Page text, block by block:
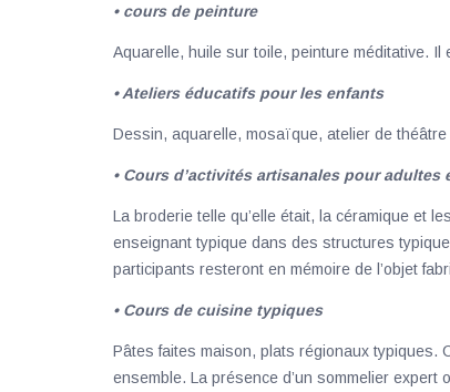
• cours de peinture
Aquarelle, huile sur toile, peinture méditative.
• Ateliers éducatifs pour les enfants
Dessin, aquarelle, mosaïque, atelier de théâtre
• Cours d’activités artisanales pour adultes
La broderie telle qu’elle était, la céramique et
enseignant typique dans des structures
participants resteront en mémoire de l’objet
• Cours de cuisine typiques
Pâtes faites maison, plats régionaux typiques.
ensemble. La présence d’un sommelier